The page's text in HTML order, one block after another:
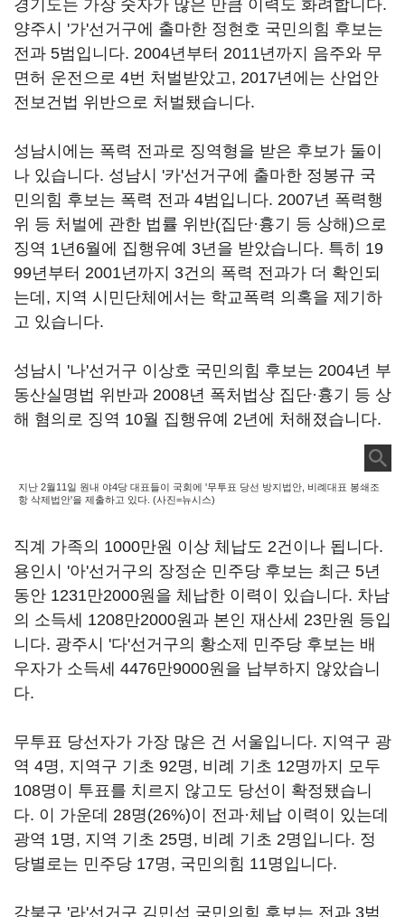
경기도는 가장 숫자가 많은 만큼 이력도 화려합니다.
양주시 '가'선거구에 출마한 정현호 국민의힘 후보는
전과 5범입니다. 2004년부터 2011년까지 음주와 무
면허 운전으로 4번 처벌받았고, 2017년에는 산업안
전보건법 위반으로 처벌됐습니다.
성남시에는 폭력 전과로 징역형을 받은 후보가 둘이
나 있습니다. 성남시 '카'선거구에 출마한 정봉규 국
민의힘 후보는 폭력 전과 4범입니다. 2007년 폭력행
위 등 처벌에 관한 법률 위반(집단·흉기 등 상해)으로
징역 1년6월에 집행유예 3년을 받았습니다. 특히 19
99년부터 2001년까지 3건의 폭력 전과가 더 확인되
는데, 지역 시민단체에서는 학교폭력 의혹을 제기하
고 있습니다.
성남시 '나'선거구 이상호 국민의힘 후보는 2004년 부
동산실명법 위반과 2008년 폭처법상 집단·흉기 등 상
해 혐의로 징역 10월 집행유예 2년에 처해졌습니다.
지난 2월11일 원내 야4당 대표들이 국회에 '무투표 당선 방지법안, 비례대표 봉쇄조
항 삭제법안'을 제출하고 있다. (사진=뉴시스)
직계 가족의 1000만원 이상 체납도 2건이나 됩니다.
용인시 '아'선거구의 장정순 민주당 후보는 최근 5년
동안 1231만2000원을 체납한 이력이 있습니다. 차남
의 소득세 1208만2000원과 본인 재산세 23만원 등입
니다. 광주시 '다'선거구의 황소제 민주당 후보는 배
우자가 소득세 4476만9000원을 납부하지 않았습니
다.
무투표 당선자가 가장 많은 건 서울입니다. 지역구 광
역 4명, 지역구 기초 92명, 비례 기초 12명까지 모두
108명이 투표를 치르지 않고도 당선이 확정됐습니
다. 이 가운데 28명(26%)이 전과·체납 이력이 있는데
광역 1명, 지역 기초 25명, 비례 기초 2명입니다. 정
당별로는 민주당 17명, 국민의힘 11명입니다.
강북구 '라'선거구 김민섭 국민의힘 후보는 전과 3범